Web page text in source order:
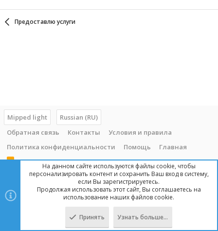
Предоставлю услуги
Mipped light
Russian (RU)
Обратная связь
Контакты
Условия и правила
Политика конфиденциальности
Помощь Главная
R
Copyright © 2014 - 2025, mipped.com. Все права защищены. При
копировании материала с сайта, обратная ссылка обязательна!
На данном сайте используются файлы cookie, чтобы
персонализировать контент и сохранить Ваш вход в систему,
если Вы зарегистрируетесь.
Продолжая использовать этот сайт, Вы соглашаетесь на
использование наших файлов cookie.
Принять Узнать больше…